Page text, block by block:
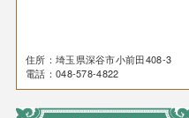
住所：埼玉県深谷市小前田408-3
電話：048-578-4822